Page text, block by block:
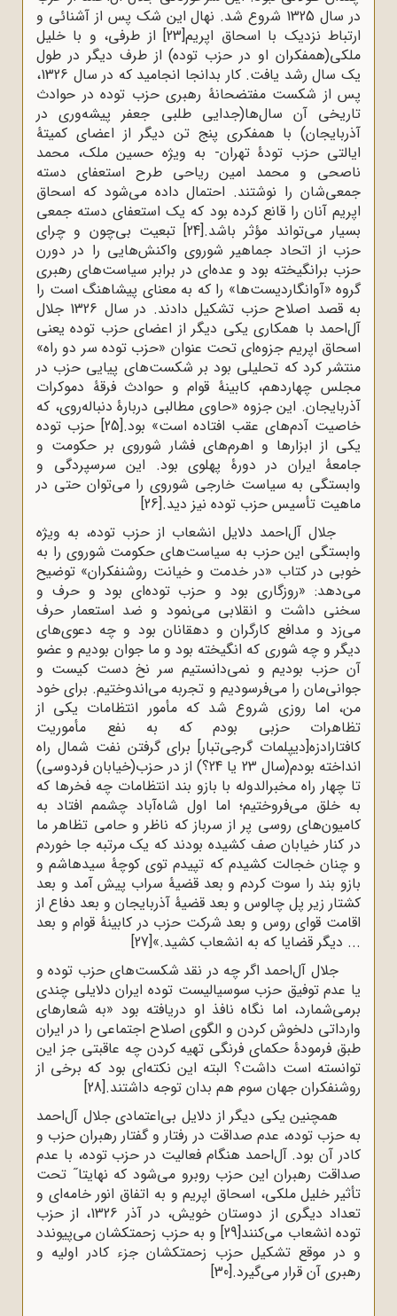
در سال 1325 شروع شد. نهال این شک پس از آشنائی و
ارتباط نزدیک با اسحاق اپریم[23] از طرفی، و با خلیل
ملکی(همفکران او در حزب توده) از طرف دیگر در طول
یک سال رشد یافت. کار بدانجا انجامید که در سال 1326،
پس از شکست مفتضحانۀ رهبری حزب توده در حوادث
تاریخی آن سال‌ها(جدایی طلبی جعفر پیشه‌وری در
آذربایجان) با همفکری پنج تن دیگر از اعضای کمیتۀ
ایالتی حزب تودۀ تهران- به ویژه حسین ملک، محمد
ناصحی و محمد امین ریاحی طرح استعفای دسته
جمعی‌شان را نوشتند. احتمال داده می‌شود که اسحاق
اپریم آنان را قانع کرده بود که یک استعفای دسته جمعی
بسیار می‌تواند مؤثر باشد.[24] تبعیت بی‌چون و چرای
حزب از اتحاد جماهیر شوروی واکنش‌هایی را در دورن
حزب برانگیخته بود و عده‌ای در برابر سیاست‌های رهبری
گروه «آوانگاردیست‌ها» را که به معنای پیشاهنگ است را
به قصد اصلاح حزب تشکیل دادند. در سال 1326 جلال
آل‌احمد با همکاری یکی دیگر از اعضای حزب توده یعنی
اسحاق اپریم جزوه‌ای تحت عنوان «حزب توده سر دو راه»
منتشر کرد که تحلیلی بود بر شکست‌های پیایی حزب در
مجلس چهاردهم، کابینۀ قوام و حوادث فرقۀ دموکرات
آذربایجان. این جزوه «حاوی مطالبی دربارۀ دنباله‌روی، که
خاصیت آدم‌های عقب افتاده است» بود.[25] حزب توده
یکی از ابزارها و اهرم‌های فشار شوروی بر حکومت و
جامعۀ ایران در دورۀ پهلوی بود. این سرسپردگی و
وابستگی به سیاست خارجی شوروی را می‌توان حتی در
ماهیت تأسیس حزب توده نیز دید.[26]
جلال آل‌احمد دلایل انشعاب از حزب توده، به ویژه
وابستگی این حزب به سیاست‌های حکومت شوروی را به
خوبی در کتاب «در خدمت و خیانت روشنفکران» توضیح
می‌دهد: «روزگاری بود و حزب توده‌ای بود و حرف و
سخنی داشت و انقلابی می‌نمود و ضد استعمار حرف
می‌زد و مدافع کارگران و دهقانان بود و چه دعوی‌های
دیگر و چه شوری که انگیخته بود و ما جوان بودیم و عضو
آن حزب بودیم و نمی‌دانستیم سر نخ دست کیست و
جوانی‌مان را می‌فرسودیم و تجربه می‌اندوختیم. برای خود
من، اما روزی شروع شد که مأمور انتظامات یکی از
تظاهرات حزبی بودم که به نفع مأموریت
کافتارادزه[دیپلمات گرجی‌تبار] برای گرفتن نفت شمال راه
انداخته بودم(سال 23 یا 24؟) از در حزب(خیابان فردوسی)
تا چهار راه مخبرالدوله با بازو بند انتظامات چه فخرها که
به خلق می‌فروختیم؛ اما اول شاه‌آباد چشمم افتاد به
کامیون‌های روسی پر از سرباز که ناظر و حامی تظاهر ما
در کنار خیابان صف کشیده بودند که یک مرتبه جا خوردم
و چنان خجالت کشیدم که تپیدم توی کوچۀ سیدهاشم و
بازو بند را سوت کردم و بعد قضیۀ سراب پیش آمد و بعد
کشتار زیر پل چالوس و بعد قضیۀ آذربایجان و بعد دفاع از
اقامت قوای روس و بعد شرکت حزب در کابینۀ قوام و بعد
... دیگر قضایا که به انشعاب کشید.»[27]
جلال آل‌احمد اگر چه در نقد شکست‌های حزب توده و
یا عدم توفیق حزب سوسیالیست توده ایران دلایلی چندی
برمی‌شمارد، اما نگاه نافذ او دریافته بود «به شعارهای
وارداتی دلخوش کردن و الگوی اصلاح اجتماعی را در ایران
طبق فرمودۀ حکمای فرنگی تهیه کردن چه عاقبتی جز این
توانسته است داشت؟ البته این نکته‌ای بود که برخی از
روشنفکران جهان سوم هم بدان توجه داشتند.[28]
همچنین یکی دیگر از دلایل بی‌اعتمادی جلال آل‌احمد
به حزب توده، عدم صداقت در رفتار و گفتار رهبران حزب و
کادر آن بود. آل‌احمد هنگام فعالیت در حزب توده، با عدم
صداقت رهبران این حزب روبرو می‌شود که نهایتا˝ تحت
تأثیر خلیل ملکی، اسحاق اپریم و به اتفاق انور خامه‌ای و
تعداد دیگری از دوستان خویش، در آذر 1326، از حزب
توده انشعاب می‌کنند[29] و به حزب زحمتکشان می‌پیوندد
و در موقع تشکیل حزب زحمتکشان جزء کادر اولیه و
رهبری آن قرار می‌گیرد.[30]